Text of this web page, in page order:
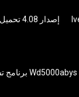
Emu8086 إصدار 4.08 تحميل